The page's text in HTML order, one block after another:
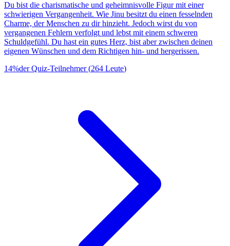
Du bist die charismatische und geheimnisvolle Figur mit einer
schwierigen Vergangenheit. Wie Jinu besitzt du einen fesselnden
Charme, der Menschen zu dir hinzieht. Jedoch wirst du von
vergangenen Fehlern verfolgt und lebst mit einem schweren
Schuldgefühl. Du hast ein gutes Herz, bist aber zwischen deinen
eigenen Wünschen und dem Richtigen hin- und hergerissen.
14%der Quiz-Teilnehmer(264 Leute)